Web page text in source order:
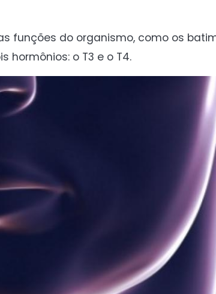
funções do organismo, como os
hormônios: o T3 e o T4.